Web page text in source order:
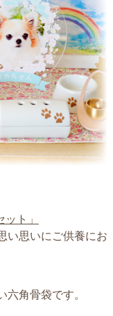
ト」
い思いにご供養にお
角骨袋です。